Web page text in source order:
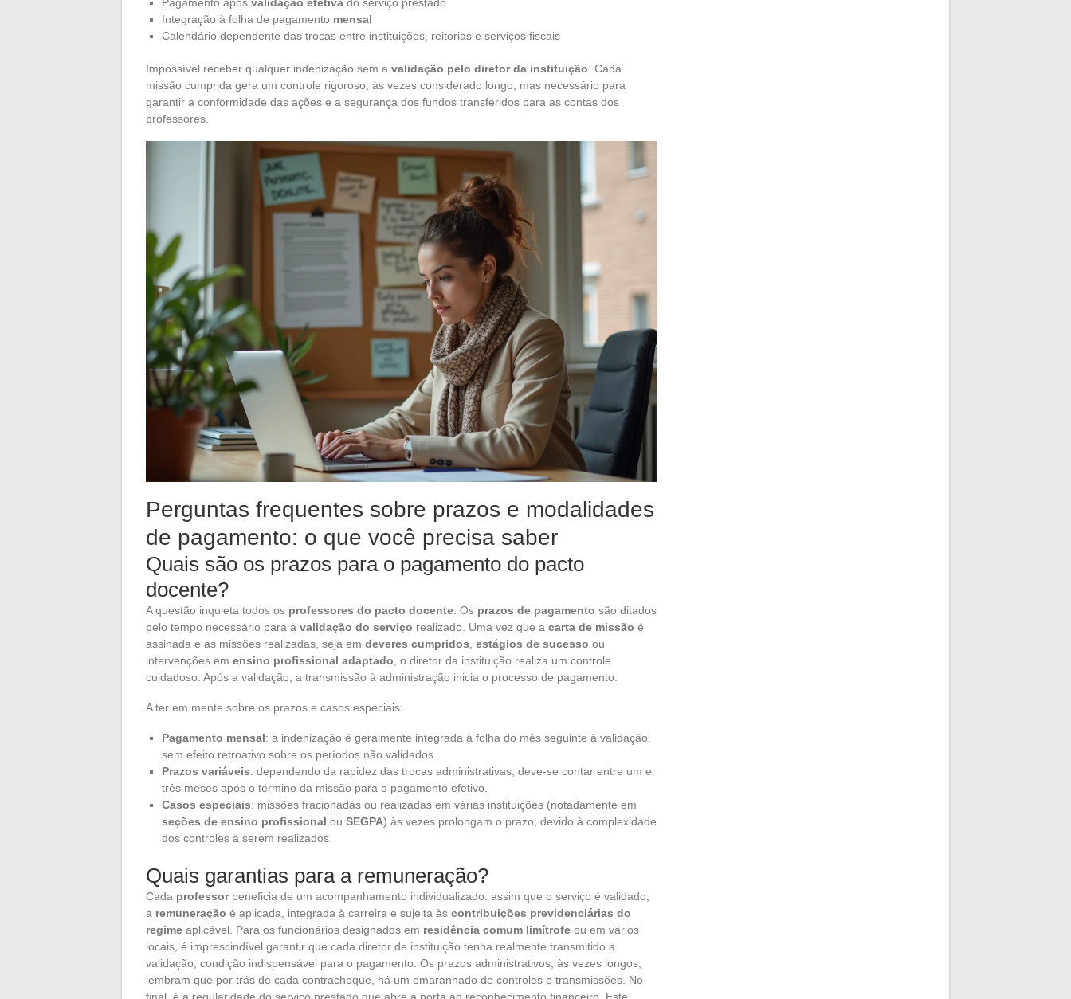
Integração à folha de pagamento mensal
Calendário dependente das trocas entre instituições, reitorias e serviços fiscais
Impossível receber qualquer indenização sem a validação pelo diretor da instituição . Cada
missão cumprida gera um controle rigoroso, às vezes considerado longo, mas necessário para
garantir a conformidade das ações e a segurança dos fundos transferidos para as contas dos
professores.
Perguntas frequentes sobre prazos e modalidades
de pagamento: o que você precisa saber
Quais são os prazos para o pagamento do pacto
docente?
A questão inquieta todos os professores do pacto docente . Os prazos de pagamento são ditados
pelo tempo necessário para a validação do serviço realizado. Uma vez que a carta de missão é
assinada e as missões realizadas, seja em deveres cumpridos estágios de sucesso ou
intervenções em ensino profissional adaptado , o diretor da instituição realiza um controle
cuidadoso. Após a validação, a transmissão à administração inicia o processo de pagamento.
A ter em mente sobre os prazos e casos especiais:
Pagamento mensal: a indenização é geralmente integrada à folha do mês seguinte à validação,
sem efeito retroativo sobre os períodos não validados.
Prazos variáveis: dependendo da rapidez das trocas administrativas, deve-se contar entre um e
três meses após o término da missão para o pagamento efetivo.
Casos especiais: missões fracionadas ou realizadas em várias instituições (notadamente em
seções de ensino profissional ou SEGPA) às vezes prolongam o prazo, devido à complexidade
dos controles a serem realizados.
Quais garantias para a remuneração?
Cada professorbeneficia de um acompanhamento individualizado: assim que o serviço é validado,
a remuneração é aplicada, integrada à carreira e sujeita às contribuições previdenciárias do
regime aplicável. Para os funcionários designados em residência comum limítrofe ou em vários
locais, é imprescindível garantir que cada diretor de instituição tenha realmente transmitido a
validação, condição indispensável para o pagamento. Os prazos administrativos, às vezes longos,
lembram que por trás de cada contracheque, há um emaranhado de controles e transmissões. No